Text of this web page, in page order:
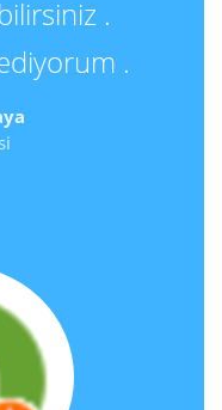
.
.